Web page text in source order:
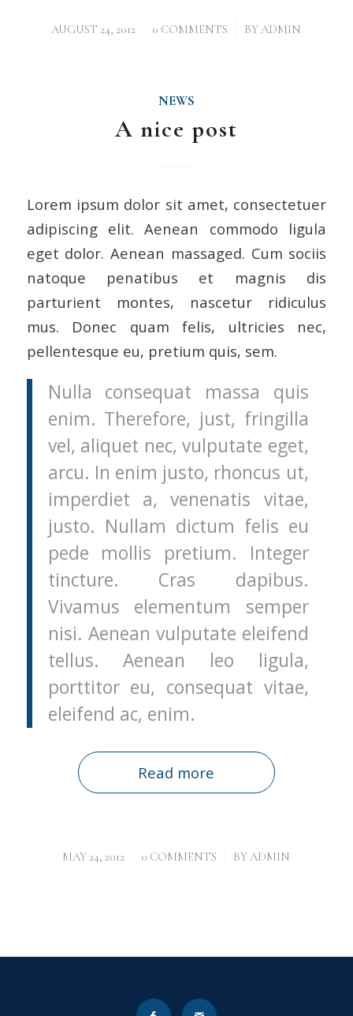
AUGUST 24, 2012
/ 0 COMMENTS
/ BYADMIN
NEWS
A nice post
Lorem ipsum dolor sit amet, consectetuer
adipiscing elit. Aenean commodo ligula
eget dolor. Aenean massaged. Cum sociis
natoque penatibus et magnis dis
parturient montes, nascetur ridiculus
mus. Donec quam felis, ultricies nec,
pellentesque eu, pretium quis, sem.
Nulla consequat massa quis
enim. Therefore, just, fringilla
vel, aliquet nec, vulputate eget,
arcu. In enim justo, rhoncus ut,
imperdiet a, venenatis vitae,
justo. Nullam dictum felis eu
pede mollis pretium. Integer
tincture. Cras dapibus.
Vivamus elementum semper
nisi. Aenean vulputate eleifend
tellus. Aenean leo ligula,
porttitor eu, consequat vitae,
eleifend ac, enim.
Read more
MAY 24, 2012
/ 0 COMMENTS
/ BYADMIN